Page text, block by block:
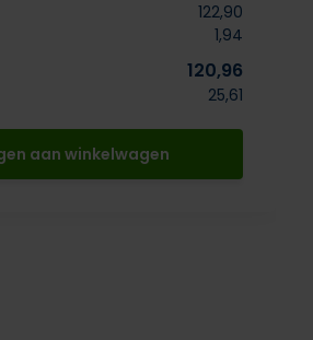
122,90
1,94
120,96
25,61
aan winkelwagen